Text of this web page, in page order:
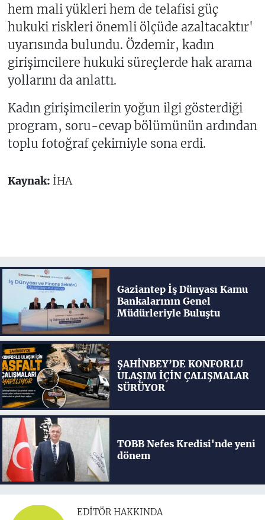
hem mali yükleri hem de telafisi güç
hukuki riskleri önemli ölçüde azaltacaktır'
uyarısında bulundu. Özdemir, kadın
girişimcilere hukuki süreçlerde hak arama
yollarını da anlattı.
Kadın girişimcilerin yoğun ilgi gösterdiği
program, soru-cevap bölümünün ardından
toplu fotoğraf çekimiyle sona erdi.
Kaynak: İHA
Gaziantep İş Dünyası Kamu
Bankalarının Genel
Müdürleriyle Buluştu
ŞAHİNBEY’DE KONFORLU
ULAŞIM İÇİN ÇALIŞMALAR
SÜRÜYOR
TOBB Nefes Kredisi'nde yeni
dönem
EDITÖR HAKKINDA